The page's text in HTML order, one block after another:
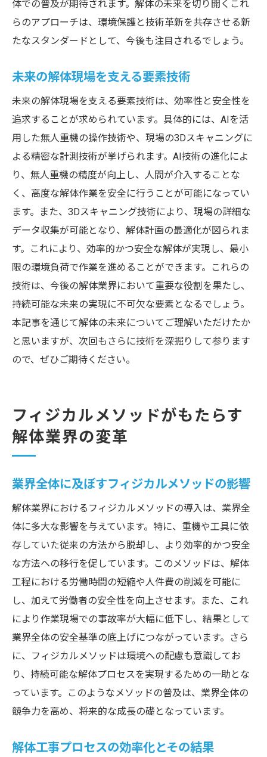
体での普及が期待されます。解体の未来を切り開くこれ
らのアプローチは、環境保護と技術革新を共存させる新
たなスタンダードとして、今後も注目されるでしょう。
未来の解体現場を支える要素技術
未来の解体現場を支える要素技術は、効率性と安全性を
追求することが求められています。具体的には、AIを活
用した無人重機の操作技術や、現場の3Dスキャニングに
よる精密な計測技術が挙げられます。AI技術の進化によ
り、無人重機の精度が向上し、人間が介入することな
く、高度な解体作業を安全に行うことが可能になってい
ます。また、3Dスキャニング技術により、現場の詳細な
データ収集が可能となり、解体計画の最適化が図られま
す。これにより、効率的かつ安全な解体が実現し、最小
限の環境負荷で作業を進めることができます。これらの
技術は、今後の解体業界において重要な役割を果たし、
持続可能な未来の実現に不可欠な要素となるでしょう。
本記事を通じて解体の未来についてご理解いただけたか
と思いますが、次回もさらに技術を深掘りして参ります
ので、ぜひご期待ください。
フィジカルメソッドがもたらす
解体業界の変革
業界全体に及ぼすフィジカルメソッドの影響
解体業界におけるフィジカルメソッドの導入は、業界全
体に多大な影響を与えています。特に、重機や工具に依
存していた従来の方法から脱却し、より効率的かつ安全
な方法への移行を促しています。このメソッドは、解体
工程における労働時間の短縮や人件費の削減を可能に
し、加えて労働者の安全性を向上させます。また、これ
により作業現場での事故率が大幅に低下し、結果として
業界全体の安全基準の底上げにつながっています。さら
に、フィジカルメソッドは環境への配慮も意識してお
り、持続可能な解体プロセスを実現するための一助とな
っています。このようなメソッドの普及は、業界全体の
競争力を高め、将来的な成長の礎となっています。
解体工事プロセスの効率化とその結果